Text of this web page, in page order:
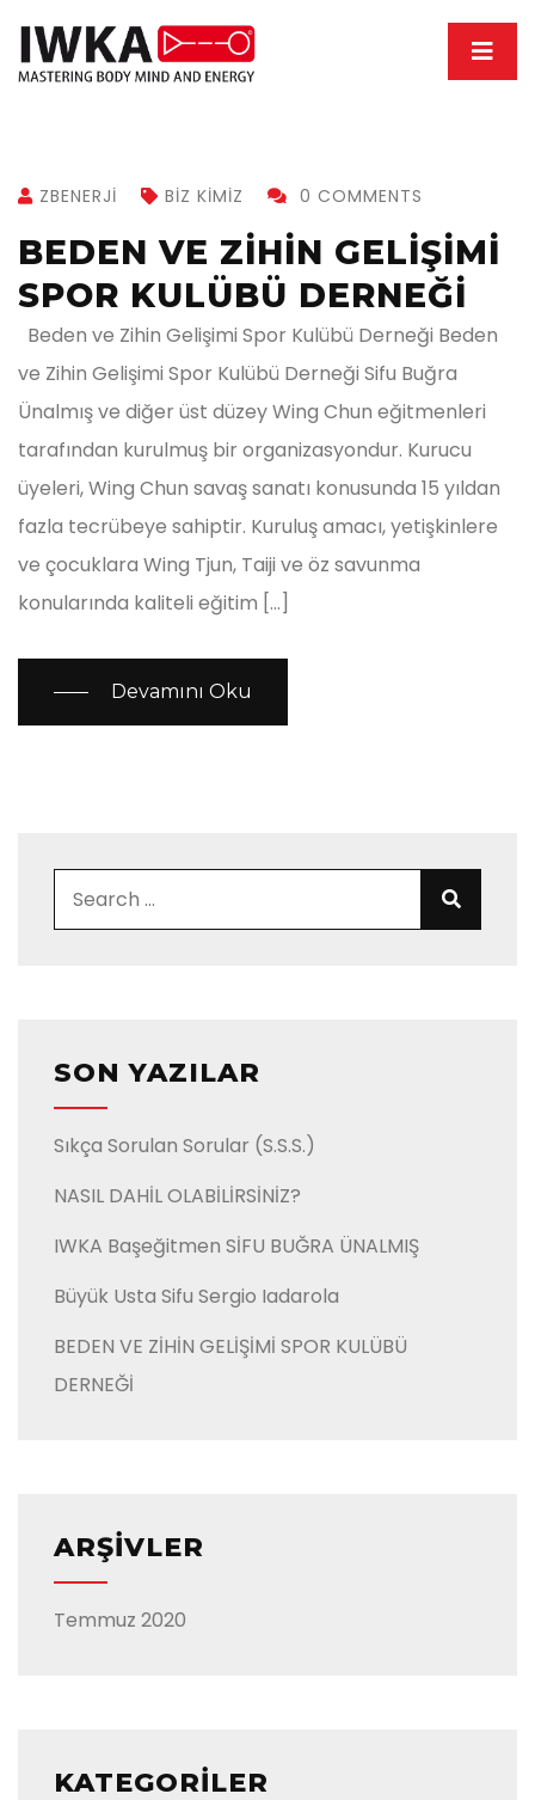
ZBENERJI BIZ KIMIZ 0 COMMENTS
BEDEN VE ZİHİN GELİŞİMİ
SPOR KULÜBÜ DERNEĞİ
Beden ve Zihin Gelişimi Spor Kulübü Derneği Beden
ve Zihin Gelişimi Spor Kulübü Derneği Sifu Buğra
Ünalmış ve diğer üst düzey Wing Chun eğitmenleri
tarafından kurulmuş bir organizasyondur. Kurucu
üyeleri, Wing Chun savaş sanatı konusunda 15 yıldan
fazla tecrübeye sahiptir. Kuruluş amacı, yetişkinlere
ve çocuklara Wing Tjun, Taiji ve öz savunma
konularında kaliteli eğitim […]
Devamını Oku
Search for: Search
SON YAZILAR
Sıkça Sorulan Sorular (S.S.S.)
NASIL DAHİL OLABİLİRSİNİZ?
IWKA Başeğitmen SİFU BUĞRA ÜNALMIŞ
Büyük Usta Sifu Sergio Iadarola
BEDEN VE ZİHİN GELİŞİMİ SPOR KULÜBÜ
DERNEĞİ
ARŞIVLER
Temmuz 2020
KATEGORILER